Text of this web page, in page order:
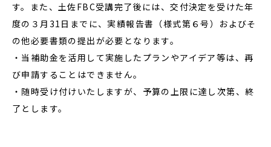
す。また、土佐FBC受講完了後には、交付決定を受けた年
度の３月31日までに、実績報告書（様式第６号）およびそ
の他必要書類の提出が必要となります。
・当補助金を活用して実施したプランやアイデア等は、再
び申請することはできません。
・随時受け付けいたしますが、予算の上限に達し次第、終
了とします。